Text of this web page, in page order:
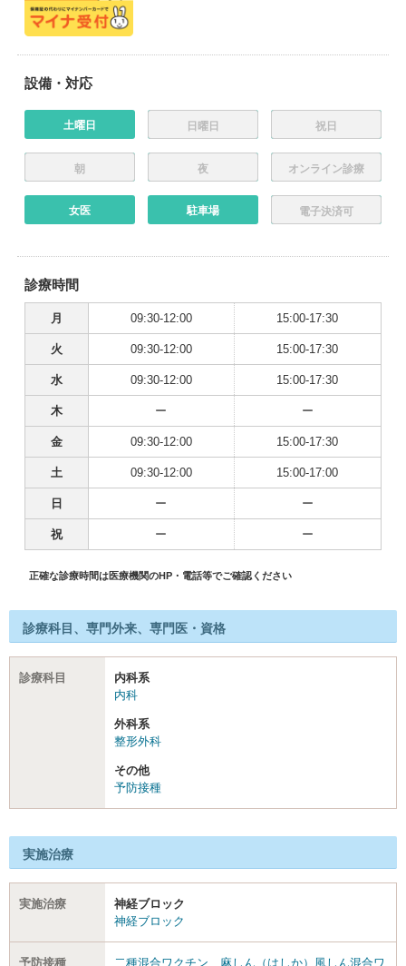
設備・対応
土曜日 日曜日 祝日
朝 夜 オンライン診療
女医 駐車場 電子決済可
診療時間
月 09:30-12:00 15:00-17:30
火 09:30-12:00 15:00-17:30
水 09:30-12:00 15:00-17:30
木 ー ー
金 09:30-12:00 15:00-17:30
土 09:30-12:00 15:00-17:00
日 ー ー
祝 ー ー
正確な診療時間は医療機関のHP・電話等でご確認ください
診療科目、専門外来、専門医・資格
診療科目
内科系
内科
外科系
整形外科
その他
予防接種
実施治療
実施治療
神経ブロック
神経ブロック
予防接種 二種混合ワクチン 麻しん（はしか）風しん混合ワ